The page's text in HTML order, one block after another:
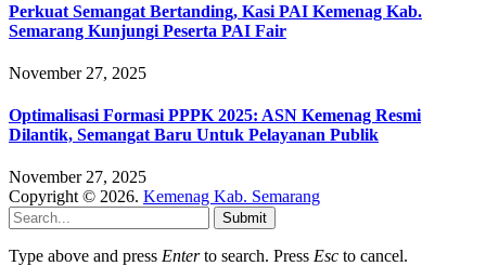
Perkuat Semangat Bertanding, Kasi PAI Kemenag Kab.
Semarang Kunjungi Peserta PAI Fair
November 27, 2025
Optimalisasi Formasi PPPK 2025: ASN Kemenag Resmi
Dilantik, Semangat Baru Untuk Pelayanan Publik
November 27, 2025
Copyright © 2026. Kemenag Kab. Semarang
Submit
Type above and press Enterto search. Press Esc to cancel.